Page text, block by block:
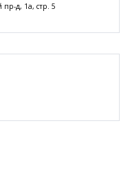
пр-д, 1а, стр. 5